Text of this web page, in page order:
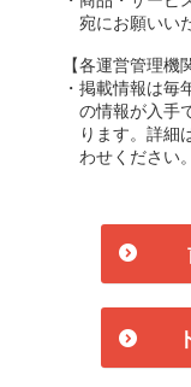
宛にお願いい
【各運営管理機
・掲載情報は
の情報が入手
ります。詳細
わせください。